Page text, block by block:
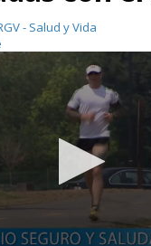
- Salud y Vida